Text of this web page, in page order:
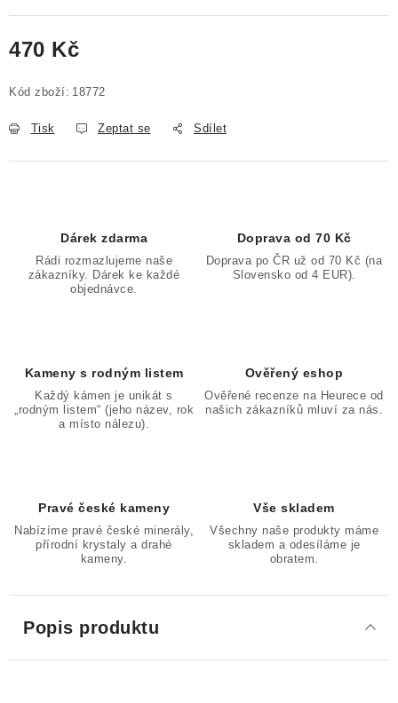
470 Kč
Kód zboží: 18772
Tisk Zeptat se Sdílet
Dárek zdarma
Rádi rozmazlujeme naše
zákazníky. Dárek ke každé
objednávce.
Doprava od 70 Kč
Doprava po ČR už od 70 Kč (na
Slovensko od 4 EUR).
Kameny s rodným listem
Každý kámen je unikát s
„rodným listem“ (jeho název, rok
a místo nálezu).
Ověřený eshop
Ověřené recenze na Heurece od
našich zákazníků mluví za nás.
Pravé české kameny
Nabízíme pravé české minerály,
přírodní krystaly a drahé
kameny.
Vše skladem
Všechny naše produkty máme
skladem a odesíláme je
obratem.
Popis produktu